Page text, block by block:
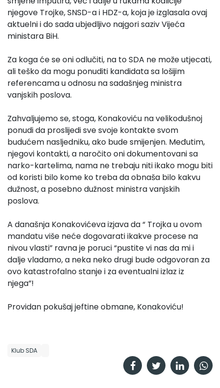
njegove Trojke, SNSD-a i HDZ-a, koja je izglasala ovaj
aktuelni i do sada ubjedljivo najgori saziv Vijeća
ministara BiH.
Za koga će se oni odlučiti, na to SDA ne može utjecati,
ali teško da mogu ponuditi kandidata sa lošijim
referencama u odnosu na sadašnjeg ministra
vanjskih poslova.
Zahvaljujemo se, stoga, Konakoviću na velikodušnoj
ponudi da proslijedi sve svoje kontakte svom
budućem nasljedniku, ako bude smijenjen. Međutim,
njegovi kontakti, a naročito oni dokumentovani sa
narko-kartelima, nama ne trebaju niti ikako mogu biti
od koristi bilo kome ko treba da obnaša bilo kakvu
dužnost, a posebno dužnost ministra vanjskih
poslova.
A današnja Konakovićeva izjava da “ Trojka u ovom
mandatu više neće dogovarati ikakve procese na
nivou vlasti” ravna je poruci “pustite vi nas da mi i
dalje vladamo, a neka neko drugi bude odgovoran za
ovo katastrofalno stanje i za eventualni izlaz iz
njega”!
Providan pokušaj jeftine obmane, Konakoviću!
Klub SDA